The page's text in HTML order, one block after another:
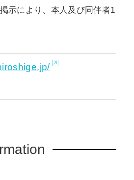
示により、本人及び同伴者1